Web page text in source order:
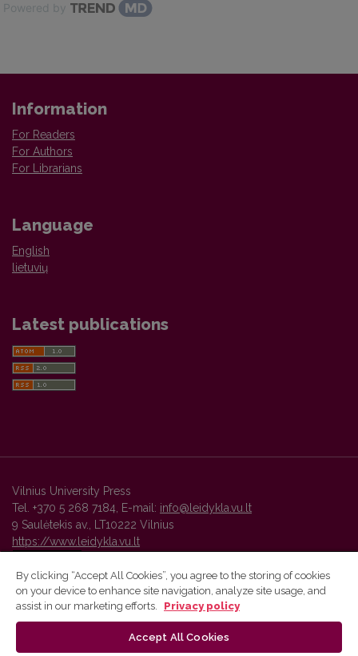
Powered by
Information
For Readers
For Authors
For Librarians
Language
English
lietuvių
Latest publications
Vilnius University Press
Tel. +370 5 268 7184, E-mail: info@leidykla.vu.lt
9 Saulėtekis av., LT10222 Vilnius
https://www.leidykla.vu.lt
Vilnius University Press platform and metadata are distributed by
By clicking “Accept All Cookies”, you agree to the storing of cookies
on your device to enhance site navigation, analyze site usage, and
assist in our marketing efforts.
Privacy policy
Accept All Cookies